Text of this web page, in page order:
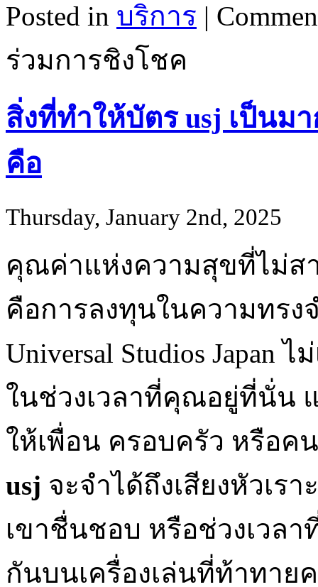
Posted in บริการ |
ร่วมการชิงโชค
สิ่งที่ทำให้บัตร usj เป็นม
คือ
Thursday, January 2nd, 2025
คุณค่าแห่งความสุขที่ไม่ส
คือการลงทุนในความทรง
Universal Studios Japan
ในช่วงเวลาที่คุณอยู่ที่นั่น
ให้เพื่อน ครอบครัว หรือ
usj จะจำได้ถึงเสียงหัวเร
เขาชื่นชอบ หรือช่วงเวล
กันบนเครื่องเล่นที่ท้าทาย